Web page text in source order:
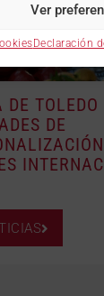
Ver
Declaración
DE